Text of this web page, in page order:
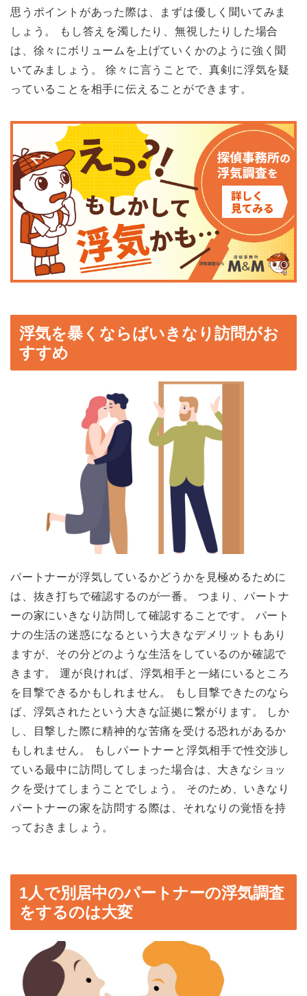
思うポイントがあった際は、まずは優しく聞いてみま
しょう。 もし答えを濁したり、無視したりした場合
は、徐々にボリュームを上げていくかのように強く聞
いてみましょう。 徐々に言うことで、真剣に浮気を疑
っていることを相手に伝えることができます。
浮気を暴くならばいきなり訪問がお
すすめ
パートナーが浮気しているかどうかを見極めるために
は、抜き打ちで確認するのが一番。 つまり、パートナ
ーの家にいきなり訪問して確認することです。 パート
ナの生活の迷惑になるという大きなデメリットもあり
ますが、その分どのような生活をしているのか確認で
きます。 運が良ければ、浮気相手と一緒にいるところ
を目撃できるかもしれません。 もし目撃できたのなら
ば、浮気されたという大きな証拠に繋がります。 しか
し、目撃した際に精神的な苦痛を受ける恐れがあるか
もしれません。 もしパートナーと浮気相手で性交渉し
ている最中に訪問してしまった場合は、大きなショッ
クを受けてしまうことでしょう。 そのため、いきなり
パートナーの家を訪問する際は、それなりの覚悟を持
っておきましょう。
1人で別居中のパートナーの浮気調査
をするのは大変